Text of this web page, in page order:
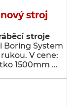
stroj
stroje
Boring System
V cene:
1500mm …